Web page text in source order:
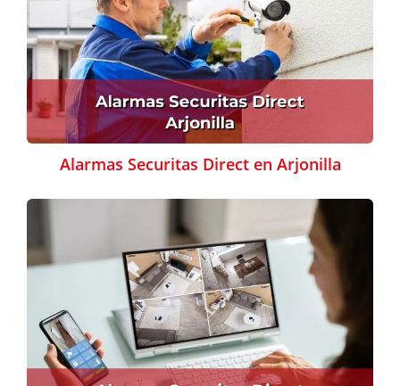
Alarmas Securitas Direct en Arjonilla